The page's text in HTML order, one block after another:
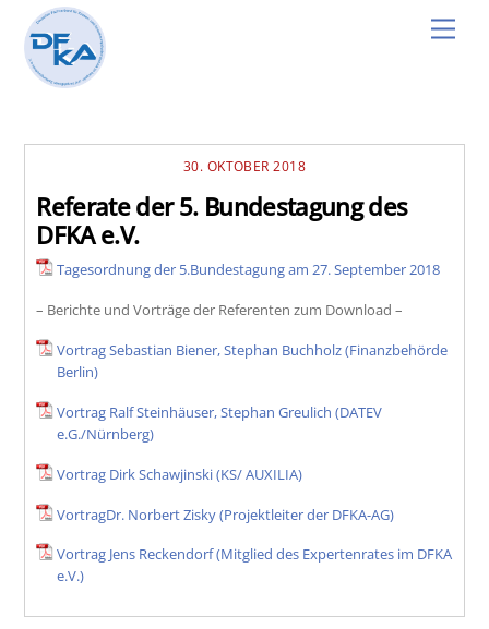
content
30. OKTOBER 2018
Referate der 5. Bundestagung des
DFKA e.V.
Tagesordnung der 5.Bundestagung am 27. September 2018
– Berichte und Vorträge der Referenten zum Download –
Vortrag Sebastian Biener, Stephan Buchholz (Finanzbehörde
Berlin)
Vortrag Ralf Steinhäuser, Stephan Greulich (DATEV
e.G./Nürnberg)
Vortrag Dirk Schawjinski (KS/ AUXILIA)
VortragDr. Norbert Zisky (Projektleiter der DFKA-AG)
Vortrag Jens Reckendorf (Mitglied des Expertenrates im DFKA
e.V.)